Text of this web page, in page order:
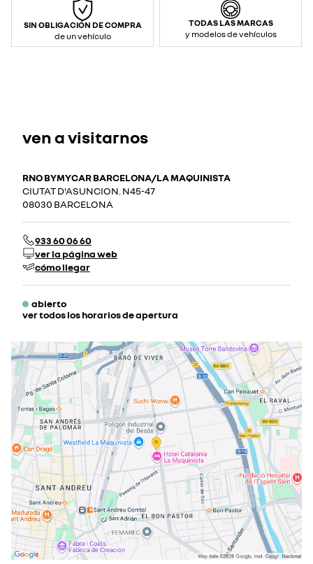
SIN OBLIGACIÓN DE COMPRA
de un vehículo
TODAS LAS MARCAS
y modelos de vehículos
ven a visitarnos
RNO BYMYCAR BARCELONA/LA MAQUINISTA
CIUTAT D'ASUNCION. N45-47
08030 BARCELONA
933 60 06 60
ver la página web
cómo llegar
abierto
ver todos los horarios de apertura
martes
08:00 - 13:30
15:00 - 20:00
miércoles
08:00 - 13:3015:00 - 20:00
jueves
08:00 - 13:3015:00 - 20:00
viernes
08:00 - 13:3015:00 - 20:00
sábado
10:00 - 14:0017:00 - 20:00
domingo
cerrado actualmente